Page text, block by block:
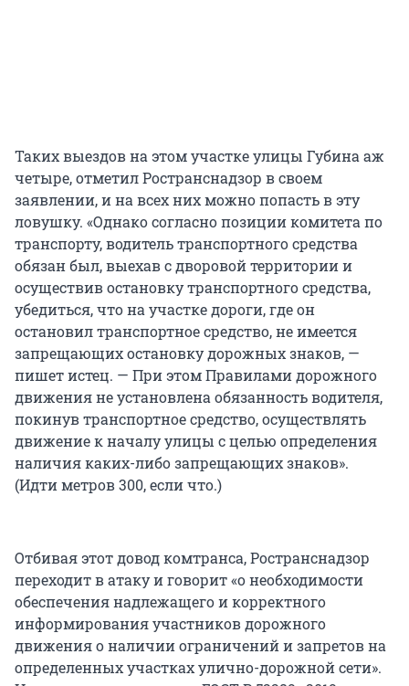
Таких выездов на этом участке улицы Губина аж
четыре, отметил Ространснадзор в своем
заявлении, и на всех них можно попасть в эту
ловушку. «Однако согласно позиции комитета по
транспорту, водитель транспортного средства
обязан был, выехав с дворовой территории и
осуществив остановку транспортного средства,
убедиться, что на участке дороги, где он
остановил транспортное средство, не имеется
запрещающих остановку дорожных знаков, —
пишет истец. — При этом Правилами дорожного
движения не установлена обязанность водителя,
покинув транспортное средство, осуществлять
движение к началу улицы с целью определения
наличия каких-либо запрещающих знаков».
(Идти метров 300, если что.)
Отбивая этот довод комтранса, Ространснадзор
переходит в атаку и говорит «о необходимости
обеспечения надлежащего и корректного
информирования участников дорожного
движения о наличии ограничений и запретов на
определенных участках улично-дорожной сети».